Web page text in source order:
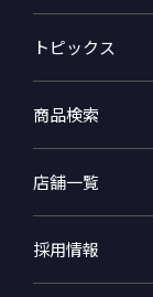
トピックス
商品検索
店舗一覧
採用情報